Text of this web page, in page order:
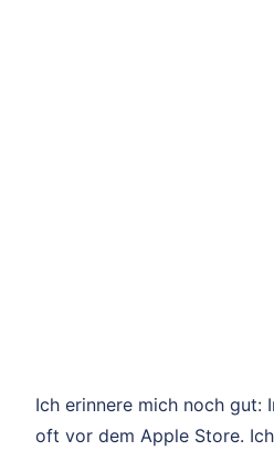
Ich erinnere mich noch gut:
oft vor dem Apple Store.